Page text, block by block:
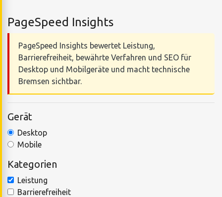
PageSpeed Insights
PageSpeed Insights bewertet Leistung,
Barrierefreiheit, bewährte Verfahren und SEO für
Desktop und Mobilgeräte und macht technische
Bremsen sichtbar.
Gerät
Desktop
Mobile
Kategorien
Leistung
Barrierefreiheit